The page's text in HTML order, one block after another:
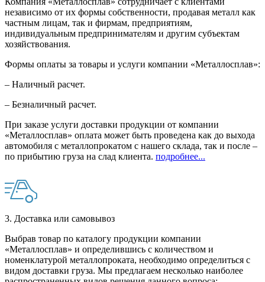
независимо от их формы собственности, продавая металл как
частным лицам, так и фирмам, предприятиям,
индивидуальным предпринимателям и другим субъектам
хозяйствования.
Формы оплаты за товары и услуги компании «Металлосплав»:
– Наличный расчет.
– Безналичный расчет.
При заказе услуги доставки продукции от компании
«Металлосплав» оплата может быть проведена как до выхода
автомобиля с металлопрокатом с нашего склада, так и после –
по прибытию груза на слад клиента. подробнее...
3. Доставка или самовывоз
Выбрав товар по каталогу продукции компании
«Металлосплав» и определившись с количеством и
номенклатурой металлопроката, необходимо определиться с
видом доставки груза. Мы предлагаем несколько наиболее